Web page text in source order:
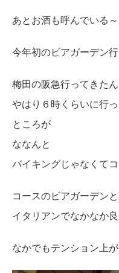
あとお酒も呼んでいる～
今年初のビアガーデン
梅田の阪急行ってきた
やはり６時くらいに行
ところが
ななんと
バイキングじゃなくて
コースのビアガーデン
イタリアンでなかなか
なかでもテンション上